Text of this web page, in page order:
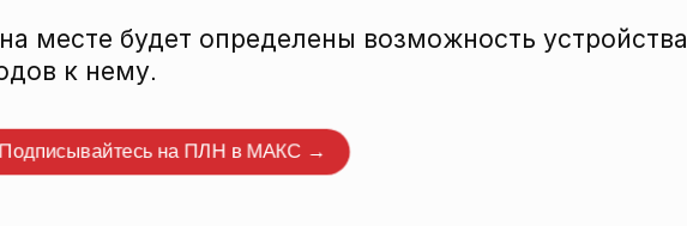
месте будет определены возможность устройства
к нему.
Подписывайтесь на ПЛН в МАКС →